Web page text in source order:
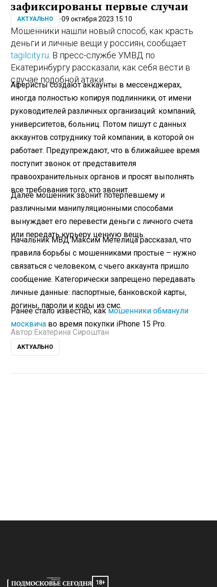
зафиксированы первые случаи
АКТУАЛЬНО 09 октября 2023 15:10
Мошенники нашли новый способ, как красть
деньги и личные вещи у россиян, сообщает
tagilcity.ru . В пресс-службе УМВД по
Екатеринбургу рассказали, как себя вести в
случае подобной атаки.
Аферисты создают аккаунты в мессенджерах,
иногда полностью копируя подлинники, от имени
руководителей различных организаций: компаний,
университетов, больниц. Потом пишут с данных
аккаунтов сотруднику той компании, в которой он
работает. Предупреждают, что в ближайшее время
поступит звонок от представителя
правоохранительных органов и просят выполнять
все требования того, кто звонит.
Далее мошенник звонит потерпевшему и
различными манипуляционными способами
вынуждает его перевести деньги с личного счета
или передать курьеру ценную вещь.
Начальник МВД Максим Метелица рассказал, что
правила борьбы с мошенниками простые – нужно
связаться с человеком, с чьего аккаунта пришло
сообщение. Категорически запрещено передавать
личные данные: паспортные, банковской карты,
логины, пароли и коды из смс.
Ранее стало известно, какмошенники обманули
москвича во время покупки iPhone 15 Pro.
Автор:Екатерина Сироштан
АКТУАЛЬНО
18+